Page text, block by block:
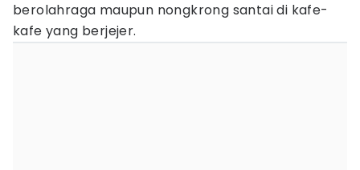
berolahraga maupun nongkrong santai di kafe-
kafe yang berjejer.